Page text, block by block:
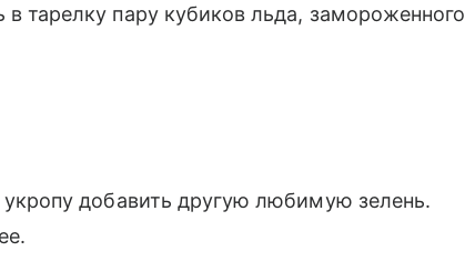
тарелку пару кубиков льда, замороженного
добавить другую любимую зелень.